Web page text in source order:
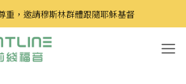
重，邀請穆斯林群體跟隨耶穌基督